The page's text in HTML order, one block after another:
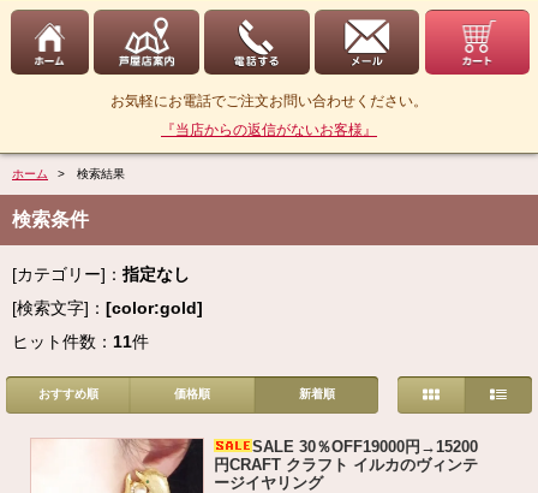
お気軽にお電話でご注文お問い合わせください。
『当店からの返信がないお客様』
ホーム > 検索結果
検索条件
[カテゴリー]： 指定なし
[検索文字]： [color:gold]
ヒット件数： 11件
おすすめ順 価格順 新着順
SALE 30％OFF19000円→15200
円CRAFT クラフト イルカのヴィンテ
ージイヤリング